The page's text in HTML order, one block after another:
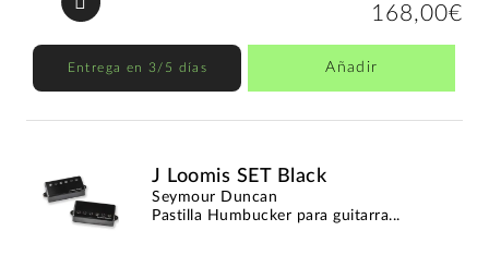
168,00€
Entrega en 3/5 días Añadir
J Loomis SET Black
Seymour Duncan
Pastilla Humbucker para guitarra...